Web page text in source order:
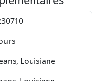
Louisiane